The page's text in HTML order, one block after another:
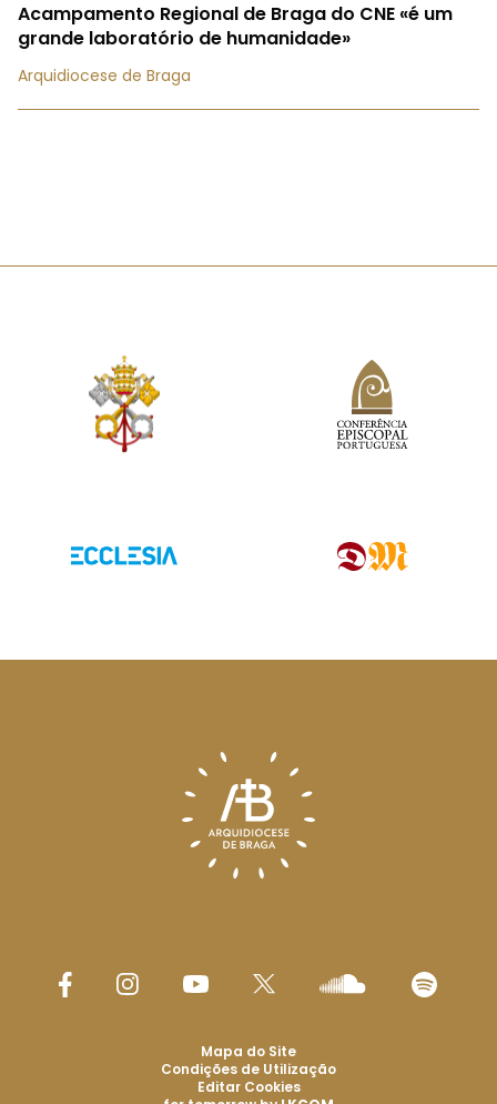
Acampamento Regional de Braga do CNE «é um
grande laboratório de humanidade»
Arquidiocese de Braga
Mapa do Site
Condições de Utilização
Editar Cookies